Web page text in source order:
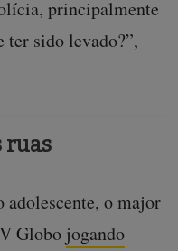
principalmente
ter sido levado?”,
ruas
adolescente, o major
Globo jogando